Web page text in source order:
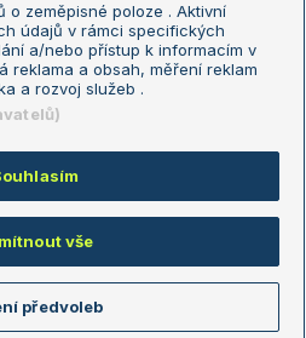
Nastavení soukromí
Reklama
Informace o zpracování osobních
údajů
Využíváme zpravodajství ČTK.
o zeměpisné poloze . Aktivní
údajů v rámci specifických
a/nebo přístup k informacím v
reklama a obsah, měření reklam
a rozvoj služeb .
vše
předvoleb